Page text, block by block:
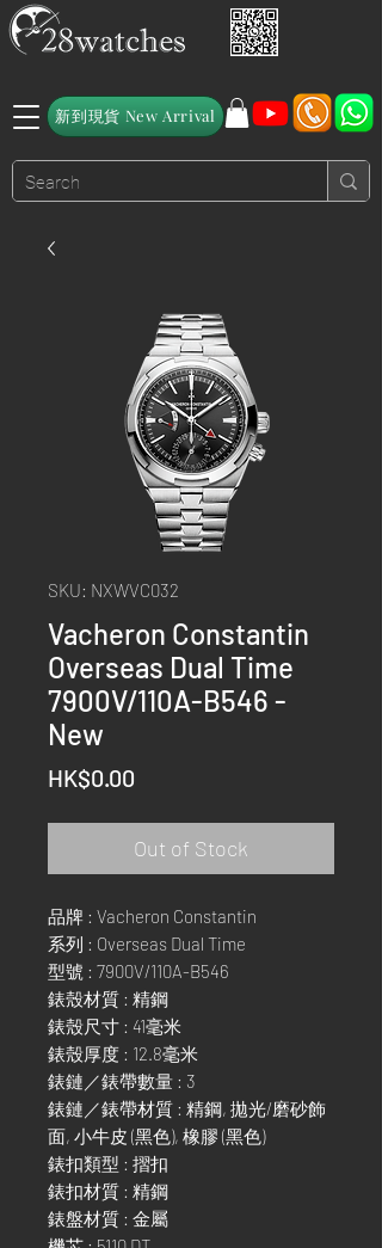
新到現貨 New Arrival
SKU: NXWVC032
Vacheron Constantin
Overseas Dual Time
7900V/110A-B546 -
New
HK$0.00
Out of Stock
品牌 : Vacheron Constantin
系列 : Overseas Dual Time
型號 : 7900V/110A-B546
錶殼材質 : 精鋼
錶殼尺寸 : 41毫米
錶殼厚度 : 12.8毫米
錶鏈／錶帶數量 : 3
錶鏈／錶帶材質 : 精鋼, 拋光/磨砂飾
面, 小牛皮 (黑色), 橡膠 (黑色)
錶扣類型 : 摺扣
錶扣材質 : 精鋼
錶盤材質 : 金屬